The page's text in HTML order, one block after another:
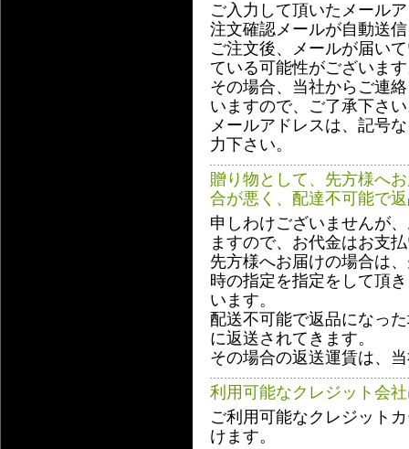
ご入力して頂いたメール
注文確認メールが自動送
ご注文後、メールが届い
ている可能性がございま
その場合、当社からご連
いますので、ご了承下さ
メールアドレスは、記号
力下さい。
贈り物として、先方様へ
合が悪く、配達不可能で
申しわけございませんが
ますので、お代金はお支
先方様へお届けの場合は
時の指定を指定をして頂
います。
配送不可能で返品になっ
に返送されてきます。
その場合の返送運賃は、
利用可能なクレジット会
ご利用可能なクレジット
けます。